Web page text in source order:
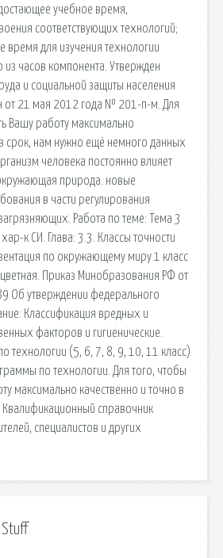
учебное время,
соответствующих технологий;
время для изучения технологии
часов компонента. Утвержден
и социальной защиты населения
от 21 мая 2012 года № 201-п-м. Для
Вашу работу максимально
срок, нам нужно ещё немного данных
человека постоянно влияет
природа. новые
в части регулирования
Работа по теме: Тема 3
к СИ. Глава: 3.3. Классы точности
по окружающему миру 1 класс
Приказ Минобразования РФ от
Об утверждении федерального
Классификация вредных и
факторов и гигиенические.
технологии (5, 6, 7, 8, 9, 10, 11 класс)
по технологии. Для того, чтобы
максимально качественно и точно в
справочник
специалистов и других
Stuff